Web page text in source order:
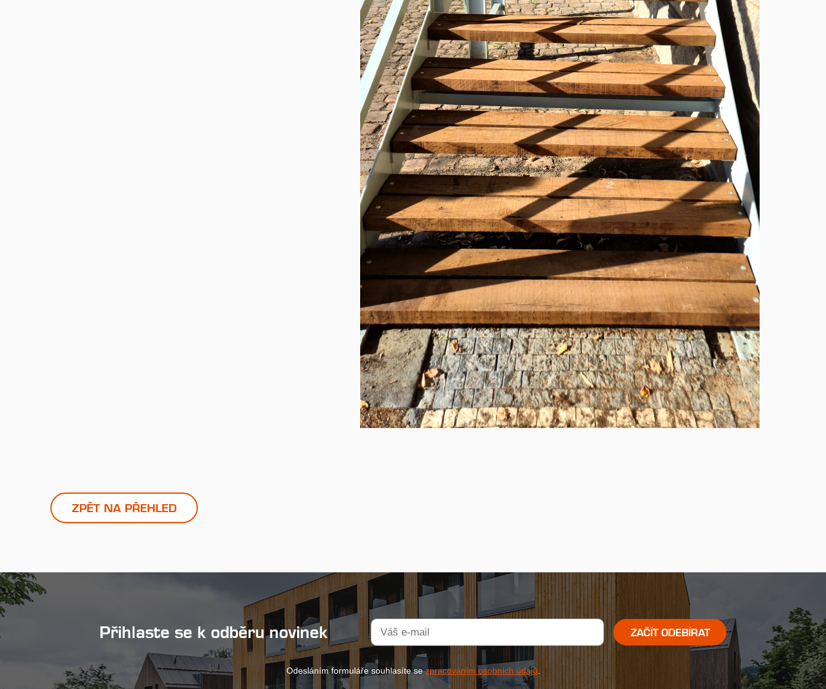
ZPĚT NA PŘEHLED
Přihlaste se k odběru novinek ZAČÍT ODEBÍRAT
Odesláním formuláře souhlasíte sezpracováním osobních údajů